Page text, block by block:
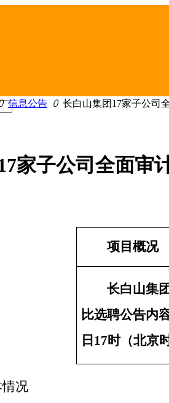
信息公告 ꄲ 长白山集团17家子公司
家子公司全面审
项目概况
长白山集
比选聘公告内
日 17时（北京
况